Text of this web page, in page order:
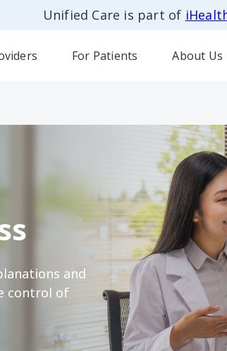
Unified Care is part of
For Patients About Us
and
control of